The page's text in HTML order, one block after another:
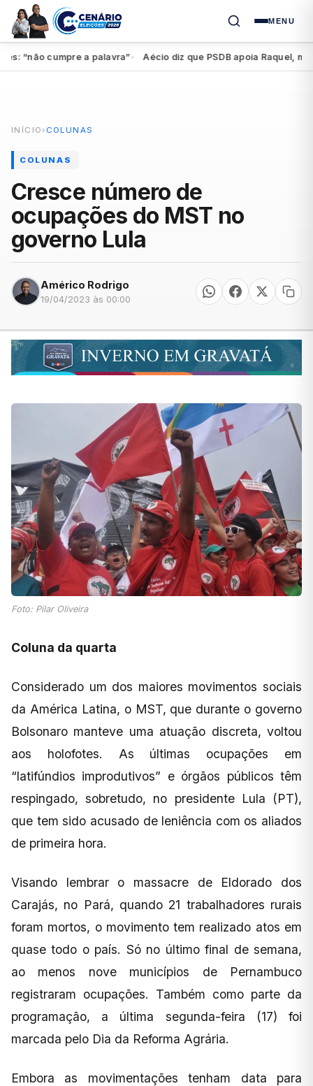
MENU
cumpre a palavra”● Aécio diz que PSDB apoia Raquel, mas
INÍCIO › COLUNAS
COLUNAS
Cresce número de
ocupações do MST no
governo Lula
Américo Rodrigo
19/04/2023 às 00:00
Foto: Pilar Oliveira
Coluna da quarta
Considerado um dos maiores movimentos sociais
da América Latina, o MST, que durante o governo
Bolsonaro manteve uma atuação discreta, voltou
aos holofotes. As últimas ocupações em
“latifúndios improdutivos” e órgãos públicos têm
respingado, sobretudo, no presidente Lula (PT),
que tem sido acusado de leniência com os aliados
de primeira hora.
Visando lembrar o massacre de Eldorado dos
Carajás, no Pará, quando 21 trabalhadores rurais
foram mortos, o movimento tem realizado atos em
quase todo o país. Só no último final de semana,
ao menos nove municípios de Pernambuco
registraram ocupações. Também como parte da
programação, a última segunda-feira (17) foi
marcada pelo Dia da Reforma Agrária.
Embora as movimentações tenham data para